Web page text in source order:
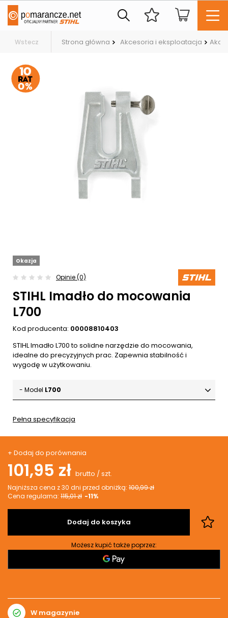
Wstecz Strona główna Akcesoria i eksploatacja
Okazja
Opinie (0)
STIHL Imadło do mocowania
L700
Kod producenta: 00008810403
STIHL Imadło L700 to solidne narzędzie do mocowania,
idealne do precyzyjnych prac. Zapewnia stabilność i
wygodę w użytkowaniu.
- Model L700
Pełna specyfikacja
+ Dodaj do porównania
101,95 zł brutto / szt.
Najniższa cena z 30 dni przed obniżką: 100,99 zł
Cena regularna: 115,01 zł -11%
Dodaj do koszyka
Możesz kupić także poprzez:
W magazynie